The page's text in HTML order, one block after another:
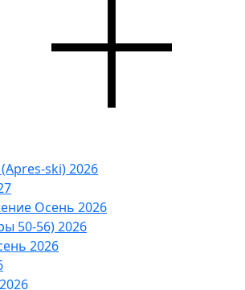
ski) 2026
Осень 2026
50-56) 2026
2026